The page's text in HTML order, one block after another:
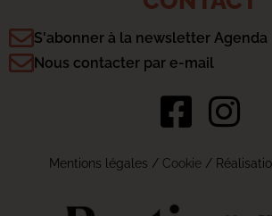
S'abonner à la newsletter Agenda
Nous contacter par e-mail
Mentions légales / Cookie/